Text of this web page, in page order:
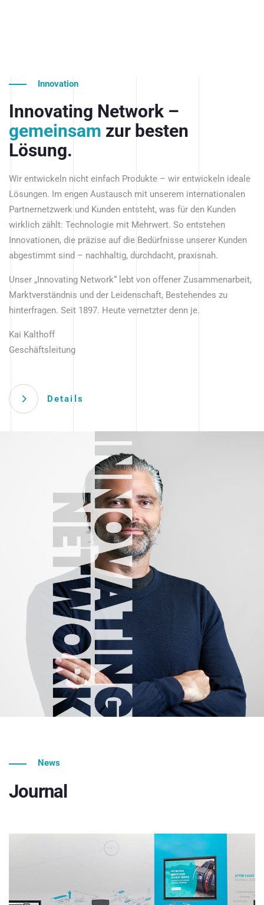
Innovation
Innovating Network –
gemeinsam zur besten
Lösung.
Wir entwickeln nicht einfach Produkte – wir entwickeln ideale
Lösungen. Im engen Austausch mit unserem internationalen
Partnernetzwerk und Kunden entsteht, was für den Kunden
wirklich zählt: Technologie mit Mehrwert. So entstehen
Innovationen, die präzise auf die Bedürfnisse unserer Kunden
abgestimmt sind – nachhaltig, durchdacht, praxisnah.
Unser „Innovating Network“ lebt von offener Zusammenarbeit,
Marktverständnis und der Leidenschaft, Bestehendes zu
hinterfragen. Seit 1897. Heute vernetzter denn je.
Kai Kalthoff
Geschäftsleitung
Details
News
Journal